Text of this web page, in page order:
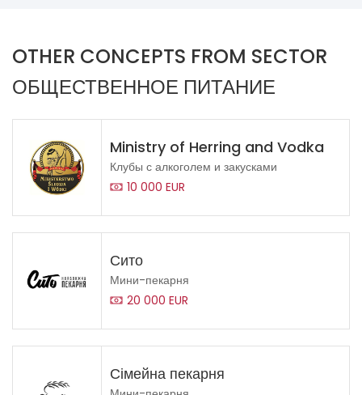
OTHER CONCEPTS FROM SECTOR
ОБЩЕСТВЕННОЕ ПИТАНИЕ
Ministry of Herring and Vodka
Клубы с алкоголем и закусками
10 000 EUR
Сито
Мини-пекарня
20 000 EUR
Сімейна пекарня